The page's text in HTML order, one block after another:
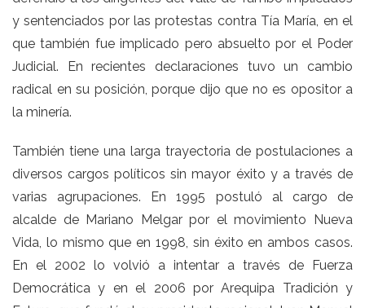
y sentenciados por las protestas contra Tía María, en el
que también fue implicado pero absuelto por el Poder
Judicial. En recientes declaraciones tuvo un cambio
radical en su posición, porque dijo que no es opositor a
la minería.
También tiene una larga trayectoria de postulaciones a
diversos cargos políticos sin mayor éxito y a través de
varias agrupaciones. En 1995 postuló al cargo de
alcalde de Mariano Melgar por el movimiento Nueva
Vida, lo mismo que en 1998, sin éxito en ambos casos.
En el 2002 lo volvió a intentar a través de Fuerza
Democrática y en el 2006 por Arequipa Tradición y